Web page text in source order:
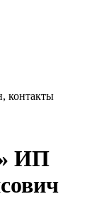
контакты
ИП